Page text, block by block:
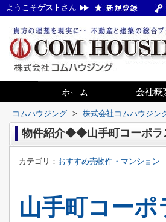
ようこそゲスト さん
コムハウジング > 株式会社コムハウジン
物件紹介◆◆山手町コーポ
カテゴリ： おすすめ売物件・マンション
山手町コーポ